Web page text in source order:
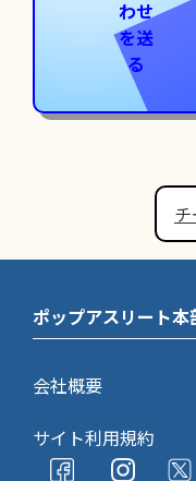
わせ
を送
る
ポップアスリート本
会社概要
サイト利用規約